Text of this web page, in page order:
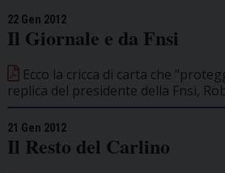
22 Gen 2012
Il Giornale e da Fnsi
Ecco la cricca di carta che
replica del presidente della Fnsi,
21 Gen 2012
Il Resto del Carlino